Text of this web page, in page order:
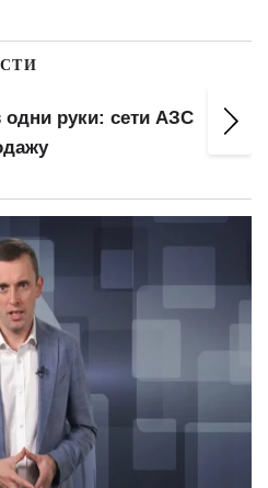
одни руки: сети АЗС